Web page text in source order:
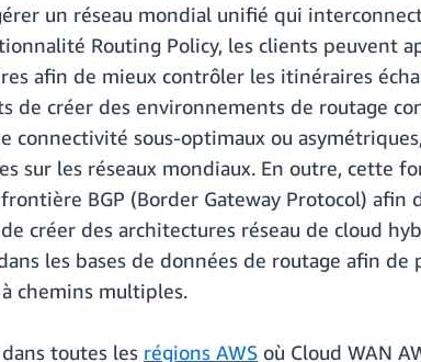
un réseau mondial unifié qui
Routing Policy, les clients peuvent
afin de mieux contrôler les itinéraires
de créer des environnements de routage
connectivité sous-optimaux ou
sur les réseaux mondiaux. En outre, cette
BGP (Border Gateway Protocol)
créer des architectures réseau de cloud
les bases de données de routage afin
chemins multiples.
toutes les régions AWS où Cloud WAN